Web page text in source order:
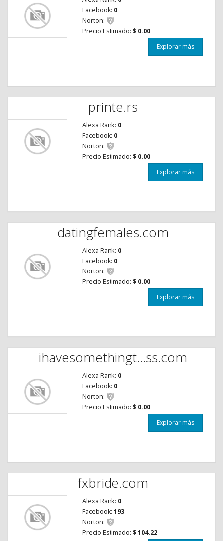
Facebook: 0
Norton:
Precio Estimado: $ 0.00
Explorar más
printe.rs
Alexa Rank: 0
Facebook: 0
Norton:
Precio Estimado: $ 0.00
Explorar más
datingfemales.com
Alexa Rank: 0
Facebook: 0
Norton:
Precio Estimado: $ 0.00
Explorar más
ihavesomethingt...ss.com
Alexa Rank: 0
Facebook: 0
Norton:
Precio Estimado: $ 0.00
Explorar más
fxbride.com
Alexa Rank: 0
Facebook: 193
Norton:
Precio Estimado: $ 104.22